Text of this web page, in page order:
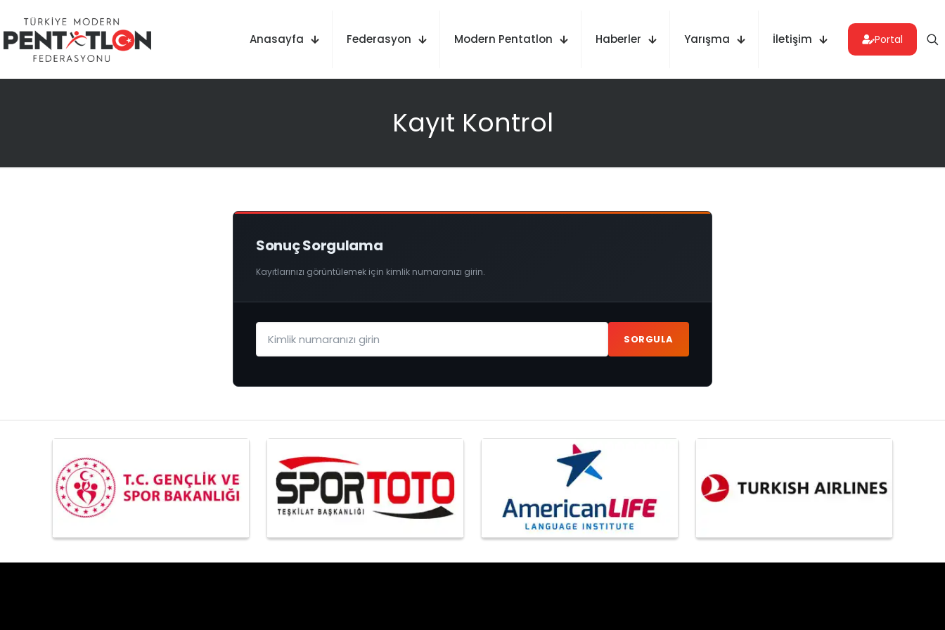
Anasayfa Federasyon Modern Pentatlon Haberler Yarışma İletişim Portal
Kayıt Kontrol
Sonuç Sorgulama
Kayıtlarınızı görüntülemek için kimlik numaranızı girin.
SORGULA